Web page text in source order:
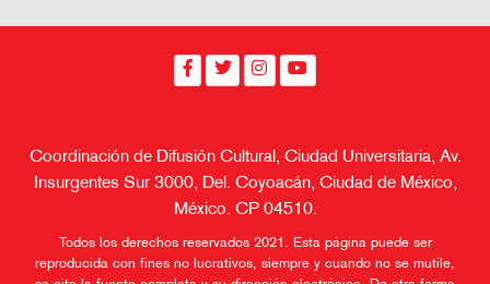
se cite la fuente completa y su dirección electrónica. De otra forma
requiere permiso previo por escrito de la institución.